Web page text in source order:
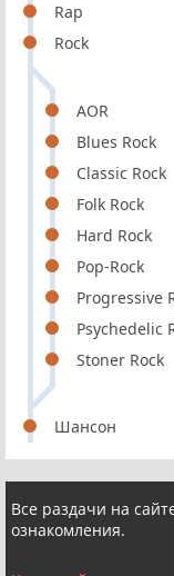
Rap
Rock
AOR
Blues Rock
Classic Rock
Folk Rock
Hard Rock
Pop-Rock
Progressive
Psychedelic
Stoner Rock
Шансон
Все раздачи на
ознакомления.